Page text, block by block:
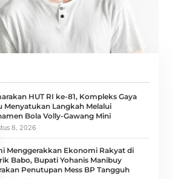
HUT RI ke-81, Kompleks Gaya
Menyatukan Langkah Melalui
Bola Volly-Gawang Mini
8, 2026
Menggerakkan Ekonomi Rakyat di
Babo, Bupati Yohanis Manibuy
Penutupan Mess BP Tangguh